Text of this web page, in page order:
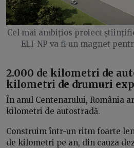
Cel mai ambițios proiect
ELI-NP va fi un magnet
2.000 de kilometri de
kilometri de drumuri
În anul Centenarului, România
kilometri de autostradă.
Construim într-un ritm foarte
de kilometri pe an, din cauza